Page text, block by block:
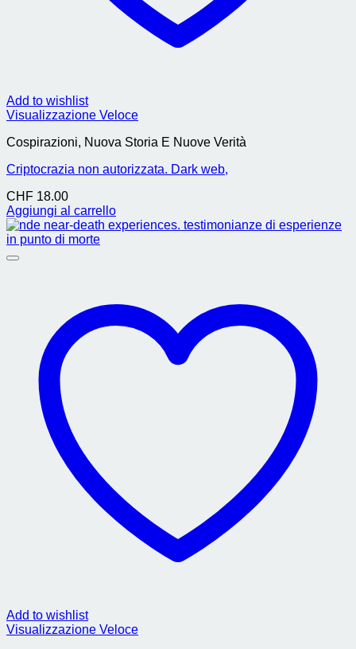
Add to wishlist
Visualizzazione Veloce
Cospirazioni, Nuova Storia E Nuove Verità
Criptocrazia non autorizzata. Dark web,
CHF 18.00
Aggiungi al carrello
Add to wishlist
Visualizzazione Veloce